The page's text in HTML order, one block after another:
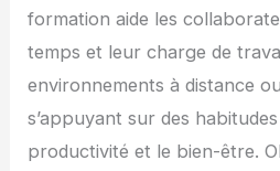
formation aide les
temps et leur charge de
environnements à distance
s’appuyant sur des
productivité et le bien-être.